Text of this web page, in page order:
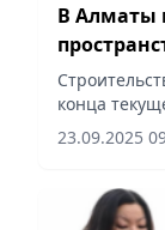
В Алматы
конца
23.09.2025